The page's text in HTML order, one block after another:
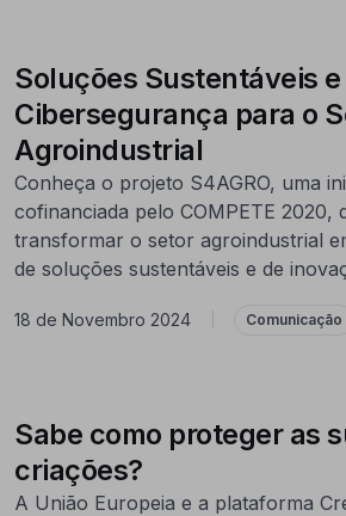
Soluções Sustentáveis e
Cibersegurança para o
Agroindustrial
Conheça o projeto S4AGRO, uma
cofinanciada pelo COMPETE 2020,
transformar o setor agroindustrial
de soluções sustentáveis e de
18 de Novembro 2024 Comunicação
Sabe como proteger as
criações?
A União Europeia e a plataforma